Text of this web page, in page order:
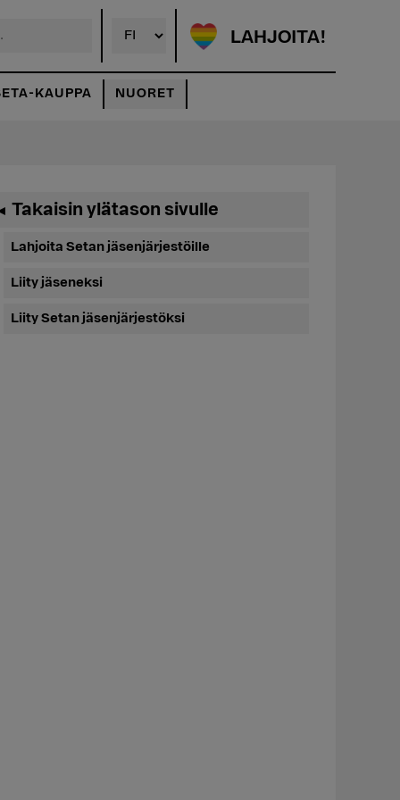
LAHJOITA!
KAUPPA NUORET
Takaisin ylätason sivulle
Lahjoita Setan jäsenjärjestöille
Liity jäseneksi
Liity Setan jäsenjärjestöksi